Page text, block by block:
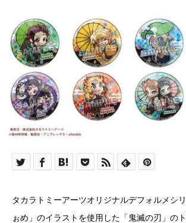
タカラトミーアーツオリジナルデフォルメシ
ぉめ」のイラストを使用した「鬼滅の刃」の